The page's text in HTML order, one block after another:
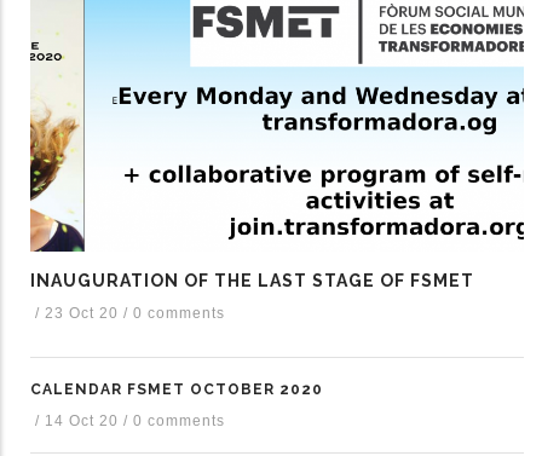
INAUGURATION OF THE LAST STAGE OF FSMET
/ 23 Oct 20 / 0 comments
CALENDAR FSMET OCTOBER 2020
/ 14 Oct 20 / 0 comments